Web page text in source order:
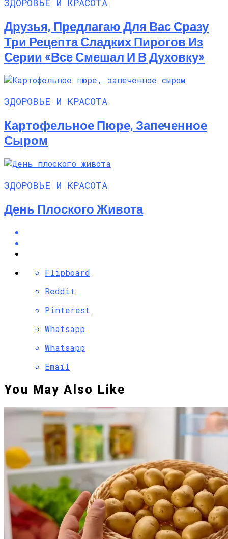
Друзья, Предлагаю Для Вас Сразу
Три Рецепта Сладких Пирогов Из
Серии «все Смешал И В Духовку»
ЗДОРОВЬЕ И КРАСОТА
Картофельное Пюре, Запеченное
Сыром
ЗДОРОВЬЕ И КРАСОТА
День Плоского Живота
Flipboard
Reddit
Pinterest
Whatsapp
Whatsapp
Email
You May Also Like